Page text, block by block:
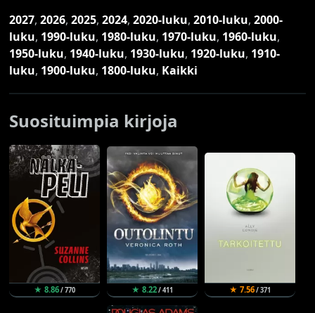
2027,2026,2025,2024,2020-luku,2010-luku,2000-
luku, 1990-luku, 1980-luku, 1970-luku, 1960-luku,
1950-luku, 1940-luku, 1930-luku, 1920-luku, 1910-
luku, 1900-luku, 1800-luku, Kaikki
Suosituimpia kirjoja
★ 8.86/ 770 ★ 8.22/ 411 ★ 7.56/ 371